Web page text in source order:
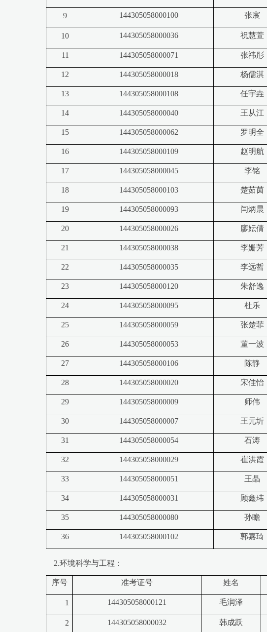
9 144305058000100 张宸
10 144305058000036 祝慧萱
11 144305058000071 张祎彤
12 144305058000018 杨儒淇
13 144305058000108 任宇垚
14 144305058000040 王从江
15 144305058000062 罗明全
16 144305058000109 赵明航
17 144305058000045 李铭
18 144305058000103 楚茹茵
19 144305058000093 闫炳晨
20 144305058000026 廖妘倩
21 144305058000038 李姗芳
22 144305058000035 李远哲
23 144305058000120 朱舒逸
24 144305058000095 杜乐
25 144305058000059 张楚菲
26 144305058000053 董一波
27 144305058000106 陈静
28 144305058000020 宋佳怡
29 144305058000009 师伟
30 144305058000007 王元圻
31 144305058000054 石涛
32 144305058000029 崔洪霞
33 144305058000051 王晶
34 144305058000031 顾鑫玮
35 144305058000080 孙瞻
36 144305058000102 郭嘉琦
2.环境科学与工程：
序号 准考证号 姓名
1 144305058000121 毛润泽
2 144305058000032 韩成跃